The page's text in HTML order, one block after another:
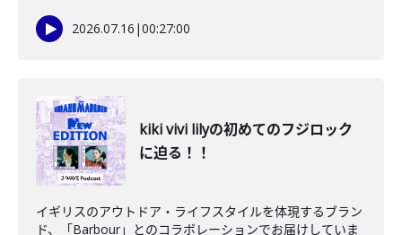
2026.07.16 |00:27:00
kiki vivi lilyの初めてのフジロック
に迫る！！
イギリスのアウトドア・ライフスタイルを体現するブラン
ド、「Barbour」とのコラボレーションでお届けしていま